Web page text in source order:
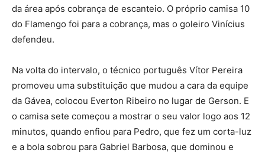
da área após cobrança de escanteio. O próprio camisa 10
do Flamengo foi para a cobrança, mas o goleiro Vinícius
defendeu.
Na volta do intervalo, o técnico português Vítor Pereira
promoveu uma substituição que mudou a cara da equipe
da Gávea, colocou Everton Ribeiro no lugar de Gerson. E
o camisa sete começou a mostrar o seu valor logo aos 12
minutos, quando enfiou para Pedro, que fez um corta-luz
e a bola sobrou para Gabriel Barbosa, que dominou e